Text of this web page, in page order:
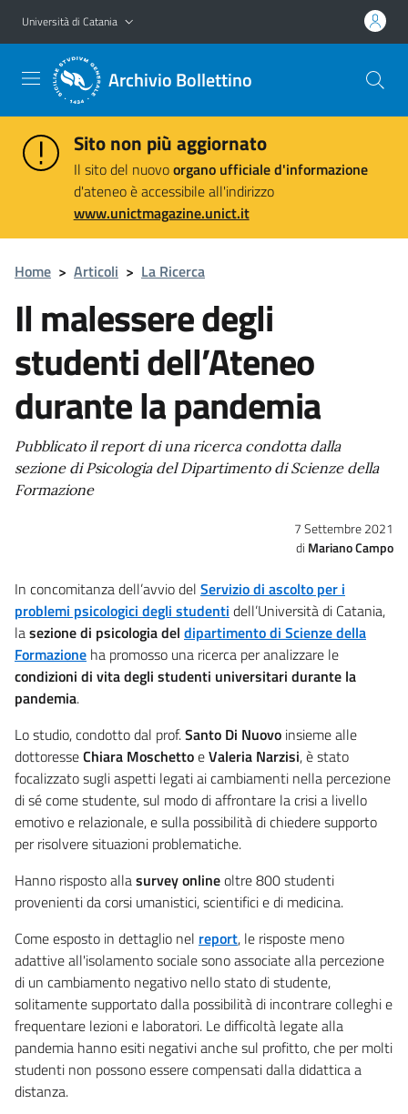
Vai al contenuto principale
Vai al menu di navigazione
Università di Catania
Archivio Bollettino
Sito non più aggiornato
Il sito del nuovoorgano ufficiale d'informazione
d'ateneo è accessibile all'indirizzo
www.unictmagazine.unict.it
Home > Articoli > La Ricerca
Il malessere degli
studenti dell’Ateneo
durante la pandemia
Pubblicato il report di una ricerca condotta dalla
sezione di Psicologia del Dipartimento di Scienze della
Formazione
7 Settembre 2021
Mariano Campo
In concomitanza dell’avvio del Servizio di ascolto per i
problemi psicologici degli studenti dell’Università di Catania,
lasezione di psicologia del dipartimento di Scienze della
Formazione ha promosso una ricerca per analizzare le
condizioni di vita degli studenti universitari durante la
pandemia.
Lo studio, condotto dal prof.Santo Di Nuovo insieme alle
dottoresseChiara MoschettoeValeria Narzisi, è stato
focalizzato sugli aspetti legati ai cambiamenti nella percezione
di sé come studente, sul modo di affrontare la crisi a livello
emotivo e relazionale, e sulla possibilità di chiedere supporto
per risolvere situazioni problematiche.
Hanno risposto allasurvey onlineoltre 800 studenti
provenienti da corsi umanistici, scientifici e di medicina.
Come esposto in dettaglio nel report, le risposte meno
adattive all'isolamento sociale sono associate alla percezione
di un cambiamento negativo nello stato di studente,
solitamente supportato dalla possibilità di incontrare colleghi e
frequentare lezioni e laboratori. Le difficoltà legate alla
pandemia hanno esiti negativi anche sul profitto, che per molti
studenti non possono essere compensati dalla didattica a
distanza.